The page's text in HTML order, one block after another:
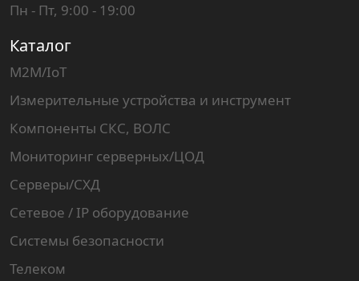
Каталог
M2M/IoT
Измерительные устройства и инструмент
Компоненты СКС, ВОЛС
Мониторинг серверных/ЦОД
Серверы/СХД
Сетевое / IP оборудование
Системы безопасности
Телеком
Пн - Пт, 9:00 - 19:00